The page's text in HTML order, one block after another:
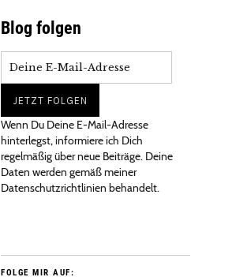
Blog folgen
Wenn Du Deine E-Mail-Adresse
hinterlegst, informiere ich Dich
regelmäßig über neue Beiträge. Deine
Daten werden gemäß meiner
Datenschutzrichtlinien behandelt.
FOLGE MIR AUF: